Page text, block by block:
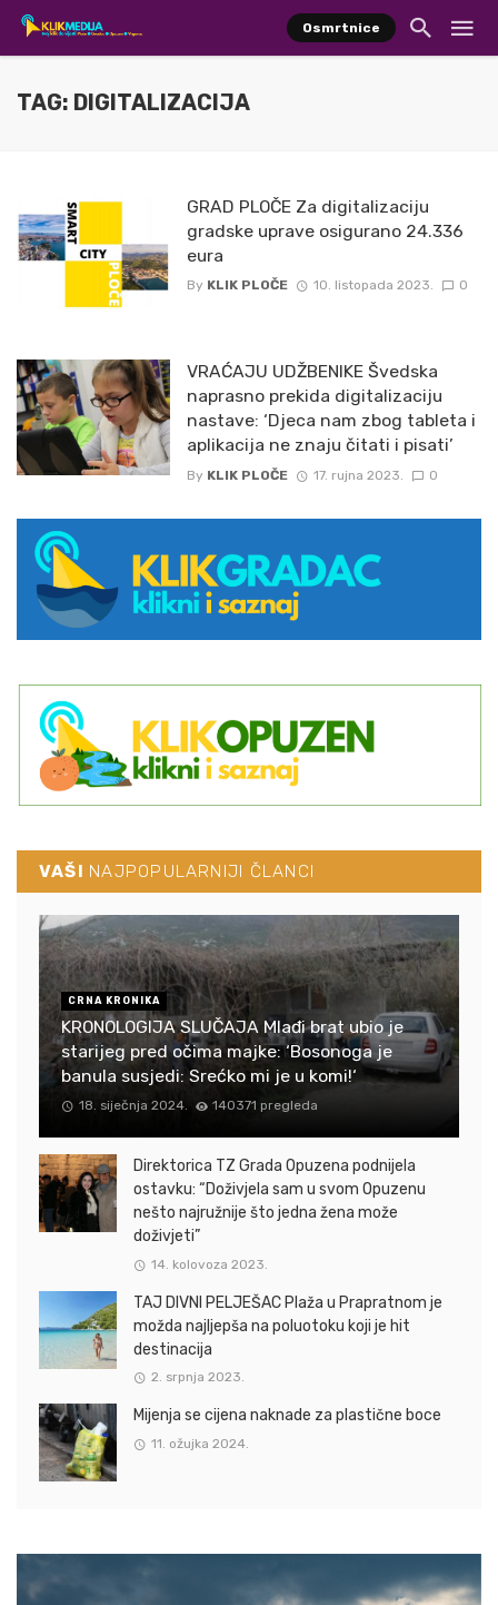
Osmrtnice
TAG: DIGITALIZACIJA
GRAD PLOČE Za digitalizaciju
gradske uprave osigurano 24.336
eura
By KLIK PLOČE 10. listopada 2023. 0
VRAĆAJU UDŽBENIKE Švedska
naprasno prekida digitalizaciju
nastave: ‘Djeca nam zbog tableta i
aplikacija ne znaju čitati i pisati’
By KLIK PLOČE 17. rujna 2023. 0
VAŠI NAJPOPULARNIJI ČLANCI
CRNA KRONIKA
KRONOLOGIJA SLUČAJA Mlađi brat ubio je
starijeg pred očima majke: ‘Bosonoga je
banula susjedi: Srećko mi je u komi!‘
18. siječnja 2024. 140371 pregleda
Direktorica TZ Grada Opuzena podnijela
ostavku: “Doživjela sam u svom Opuzenu
nešto najružnije što jedna žena može
doživjeti”
14. kolovoza 2023.
TAJ DIVNI PELJEŠAC Plaža u Prapratnom je
možda najljepša na poluotoku koji je hit
destinacija
2. srpnja 2023.
Mijenja se cijena naknade za plastične boce
11. ožujka 2024.